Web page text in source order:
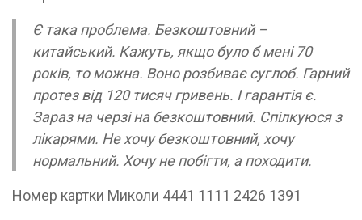
Є така проблема. Безкоштовний –
китайський. Кажуть, якщо було б мені 70
років, то можна. Воно розбиває суглоб. Гарний
протез від 120 тисяч гривень. І гарантія є.
Зараз на черзі на безкоштовний. Спілкуюся з
лікарями. Не хочу безкоштовний, хочу
нормальний. Хочу не побігти, а походити.
Номер картки Миколи 4441 1111 2426 1391